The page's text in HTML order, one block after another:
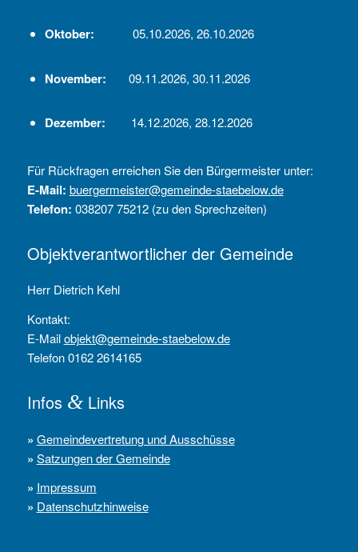
Oktober: 05.10.2026, 26.10.2026
November: 09.11.2026, 30.11.2026
Dezember: 14.12.2026, 28.12.2026
Für Rückfragen erreichen Sie den Bürgermeister unter:
E-Mail: buergermeister@gemeinde-staebelow.de
Telefon: 038207 75212 (zu den Sprechzeiten)
Objektverantwortlicher der Gemeinde
Herr Dietrich Kehl
Kontakt:
E-Mailobjekt@gemeinde-staebelow.de
Telefon 0162 2614165
Infos &Links
» Gemeindevertretung und Ausschüsse
» Satzungen der Gemeinde
» Impressum
» Datenschutzhinweise